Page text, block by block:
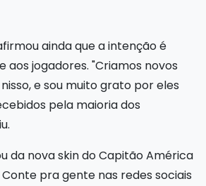
ainda que a intenção é
aos jogadores. "Criamos novos
e sou muito grato por eles
pela maioria dos
da nova skin do Capitão América
Conte pra gente nas redes sociais